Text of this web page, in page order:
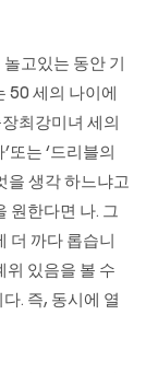
고있는 동안 기
50 세의 나이에
최강미녀 세의
또는 ‘드리블의
을 생각 하느냐고
원한다면 나. 그
더 까다 롭습니
위 있음을 볼 수
. 즉, 동시에 열